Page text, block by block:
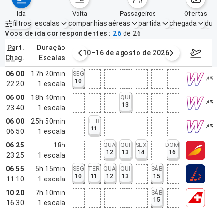
ida volta passageiros ofertas
filtros
Filtros ativos nenhum
escalas companhias aéreas partida chegada
Voos de ida correspondentes
26 de 26
part.
cheg.
duração
escalas
agosto de 2026 10–16 de agosto de 2026 17–23
06:00
22:20
17h 20min
1 escala
SEG
10
06:00
23:40
18h 40min
1 escala
QUI
13
06:00
06:50
25h 50min
1 escala
TER
11
06:25
23:25
18h
1 escala
QUA
12
QUI
13
SEX
14
DOM
16
06:55
11:10
5h 15min
1 escala
SEG
10
TER
11
QUA
12
QUI
13
SÁB
15
10:20
16:30
7h 10min
1 escala
SÁB
15